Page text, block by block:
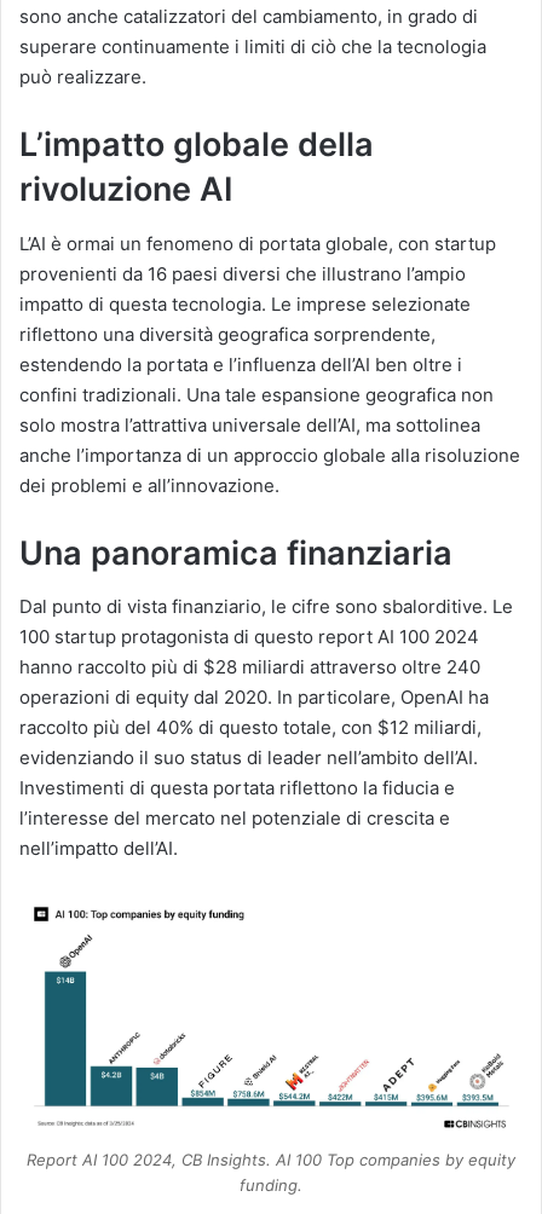
sono anche catalizzatori del cambiamento, in grado di
superare continuamente i limiti di ciò che la tecnologia
può realizzare.
L’impatto globale della
rivoluzione AI
L’AI è ormai un fenomeno di portata globale, con startup
provenienti da 16 paesi diversi che illustrano l’ampio
impatto di questa tecnologia. Le imprese selezionate
riflettono una diversità geografica sorprendente,
estendendo la portata e l’influenza dell’AI ben oltre i
confini tradizionali. Una tale espansione geografica non
solo mostra l’attrattiva universale dell’AI, ma sottolinea
anche l’importanza di un approccio globale alla risoluzione
dei problemi e all’innovazione.
Una panoramica finanziaria
Dal punto di vista finanziario, le cifre sono sbalorditive. Le
100 startup protagonista di questo report AI 100 2024
hanno raccolto più di $28 miliardi attraverso oltre 240
operazioni di equity dal 2020. In particolare, OpenAI ha
raccolto più del 40% di questo totale, con $12 miliardi,
evidenziando il suo status di leader nell’ambito dell’AI.
Investimenti di questa portata riflettono la fiducia e
l’interesse del mercato nel potenziale di crescita e
nell’impatto dell’AI.
Report AI 100 2024, CB Insights. AI 100 Top companies by equity
funding.